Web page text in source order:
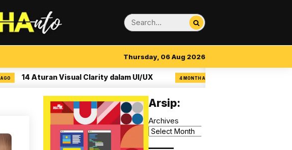
Thursday, 06 Aug 2026
14 Aturan Visual Clarity dalam UI/UX 4 MONTH AGO Mudik: Rasionalitas
Arsip:
Archives